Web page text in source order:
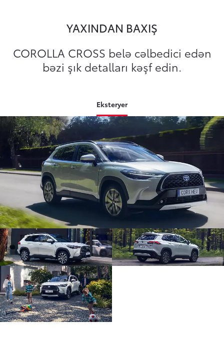
YAXINDAN BAXIŞ
COROLLA CROSS belə cəlbedici edən
bəzi şık detalları kəşf edin.
Eksteryer